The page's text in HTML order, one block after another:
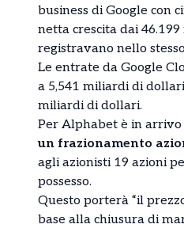
business di Google con
netta crescita dai
registravano nello
Le entrate da Google
a 5,541 miliardi di
miliardi di dollari.
Per Alphabet è in arrivo
un frazionamento
agli azionisti 19 azioni
possesso.
Questo porterà “il
base alla chiusura di